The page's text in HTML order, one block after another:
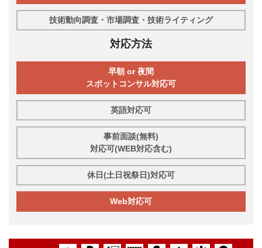
技術動向調査・市場調査・技術ライティング
対応方法
早朝 or 夜間
スポットコンサル対応可
英語対応可
事前面談(無料)
対応可(WEB対応含む)
休日(土日祝祭日)対応可
Web対応可